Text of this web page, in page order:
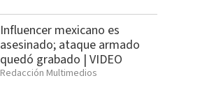
Influencer mexicano es
asesinado; ataque armado
quedó grabado | VIDEO
Redacción Multimedios